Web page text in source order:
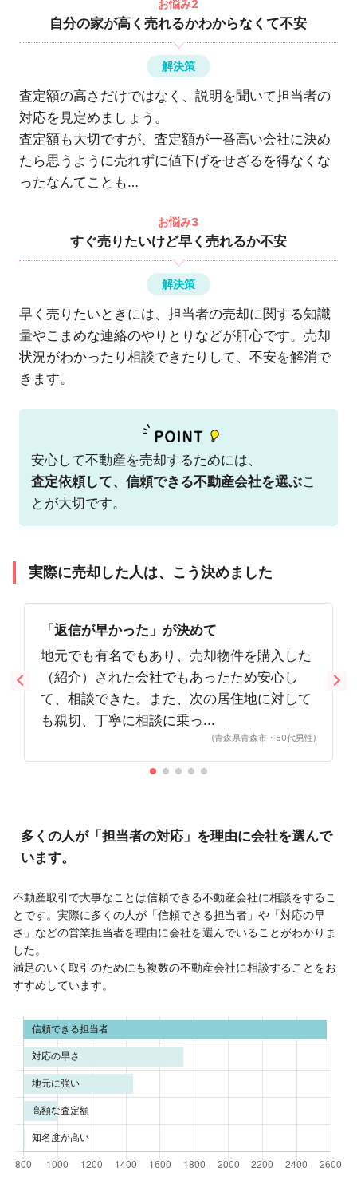
お悩み2
自分の家が高く売れるかわからなくて不安
解決策
査定額の高さだけではなく、説明を聞いて担当者の
対応を見定めましょう。
査定額も大切ですが、査定額が一番高い会社に決め
たら思うように売れずに値下げをせざるを得なくな
ったなんてことも…
お悩み3
すぐ売りたいけど早く売れるか不安
解決策
早く売りたいときには、担当者の売却に関する知識
量やこまめな連絡のやりとりなどが肝心です。売却
状況がわかったり相談できたりして、不安を解消で
きます。
安心して不動産を売却するためには、
査定依頼して、信頼できる不動産会社を選ぶこ
とが大切です。
実際に売却した人は、こう決めました
「返信が早かった」が決めて
地元でも有名でもあり、売却物件を購入した
（紹介）された会社でもあったため安心し
て、相談できた。また、次の居住地に対して
も親切、丁寧に相談に乗っ...
(青森県青森市・50代男性)
多くの人が「担当者の対応」を理由に会社を選んで
います。
不動産取引で大事なことは信頼できる不動産会社に相談をするこ
とです。実際に多くの人が「信頼できる担当者」や「対応の早
さ」などの営業担当者を理由に会社を選んでいることがわかりま
した。
満足のいく取引のためにも複数の不動産会社に相談することをお
すすめしています。